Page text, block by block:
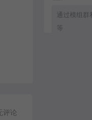
评论
通过模组群
等